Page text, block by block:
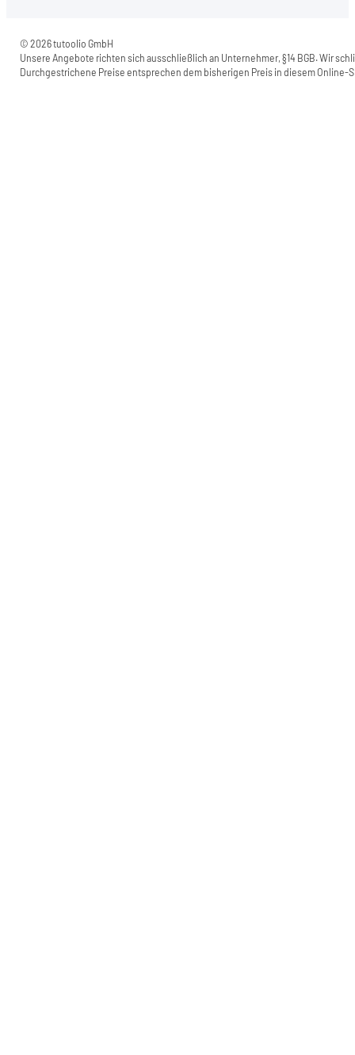
© 2026 tutoolio GmbH
Unsere Angebote richten sich ausschließlich an Unternehmer, §14 BGB. Wir
Durchgestrichene Preise entsprechen dem bisherigen Preis in diesem